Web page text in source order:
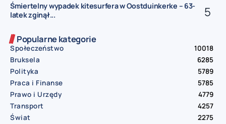
Śmiertelny wypadek kitesurfera w Oostduinkerke – 63-
latek zginął...
Popularne kategorie
Społeczeństwo
10018
Bruksela
6285
Polityka
5789
Praca i Finanse
5785
Prawo i Urzędy
4779
Transport
4257
Świat
2275